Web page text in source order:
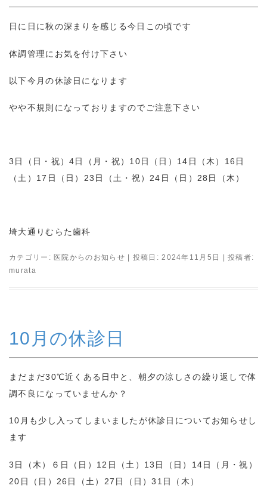
日に日に秋の深まりを感じる今日この頃です
体調管理にお気を付け下さい
以下今月の休診日になります
やや不規則になっておりますのでご注意下さい
3日（日・祝）4日（月・祝）10日（日）14日（木）16日
（土）17日（日）23日（土・祝）24日（日）28日（木）
埼大通りむらた歯科
カテゴリー: 医院からのお知らせ | 投稿日: 2024年11月5日 |投稿者:
murata
10月の休診日
まだまだ30℃近くある日中と、朝夕の涼しさの繰り返しで体
調不良になっていませんか？
10月も少し入ってしまいましたが休診日についてお知らせし
ます
3日（木）６日（日）12日（土）13日（日）14日（月・祝）
20日（日）26日（土）27日（日）31日（木）